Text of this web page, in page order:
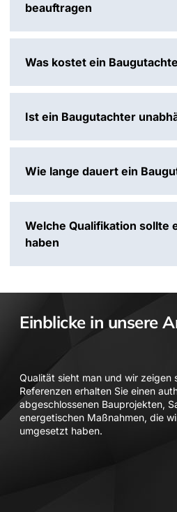
beauftragen
Was kostet ein
Ist ein Baugutachter
Wie lange dauert ein
Welche Qualifikation sollte
haben
Einblicke in unsere
Qualität sieht man und wir zeigen
Referenzen erhalten Sie einen
abgeschlossenen Bauprojekten,
energetischen Maßnahmen, die
umgesetzt haben.